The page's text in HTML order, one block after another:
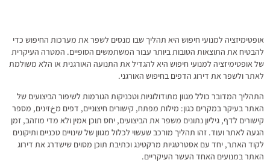
אופטימיזציה למנועי חיפוש היא תהליך שבו מנסים לשפר את מערכות החיפוש כדי
להבטיח את התוצאות הטובות ביותר עבור המשתמשים הסופיים. המטרה העיקרית
של אופטימיזציה למנועי חיפוש היא להגדיל את התנועה האורגנית או הלא משולמת
לאתר ולשפר את דירוג הדפים בחיפוש האורגני.
התהליך המדובר כולל מגוון מתודולוגיות וטכניקות הגורמות לשיפור הביצועים של
האתר בעיקר במקרים כגון: מילות מפתח, קישורים חיצוניים, דפים מخזינים, מספר
קישורים לדף, גיליון נתונים משפר את הביצועים, יחס תוכן אמין ולא מדי מוזהב, זמן
הגעה לאתר ועוד. זהו תהליך מורכב שעשוי לכלול מגוון של שינויים טכניים ותיקונים
לקוד האתר, יחד עם אסטרטגיות מרקטינג וכתיבת תוכן מסוים שישדרג את דירוג
האתר במנועים האחד העשר העיקריים.